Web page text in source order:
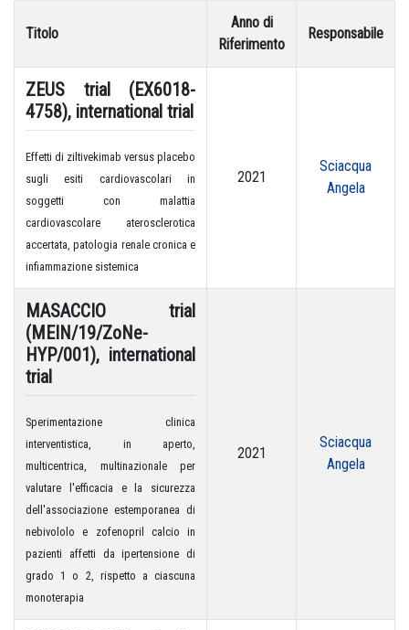
Titolo
Anno di
Riferimento
Responsabile
ZEUS trial (EX6018-
4758), international trial
Effetti di ziltivekimab versus placebo
sugli esiti cardiovascolari in
soggetti con malattia
cardiovascolare aterosclerotica
accertata, patologia renale cronica e
infiammazione sistemica
2021
Sciacqua
Angela
MASACCIO trial
(MEIN/19/ZoNe-
HYP/001), international
trial
Sperimentazione clinica
interventistica, in aperto,
multicentrica, multinazionale per
valutare l'efficacia e la sicurezza
dell'associazione estemporanea di
nebivololo e zofenopril calcio in
pazienti affetti da ipertensione di
grado 1 o 2, rispetto a ciascuna
monoterapia
2021
Sciacqua
Angela